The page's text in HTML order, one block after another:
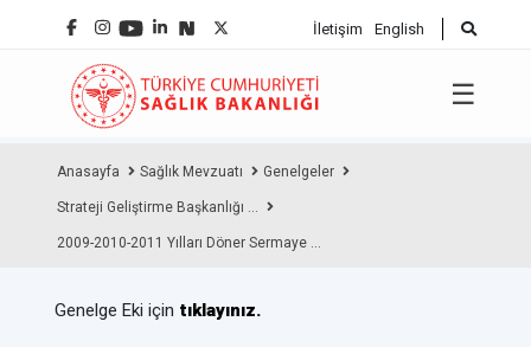
İletişim English
☰
Anasayfa Sağlık Mevzuatı Genelgeler
Strateji Geliştirme Başkanlığı ...
2009-2010-2011 Yılları Döner Sermaye ...
Genelge Eki için tıklayınız.